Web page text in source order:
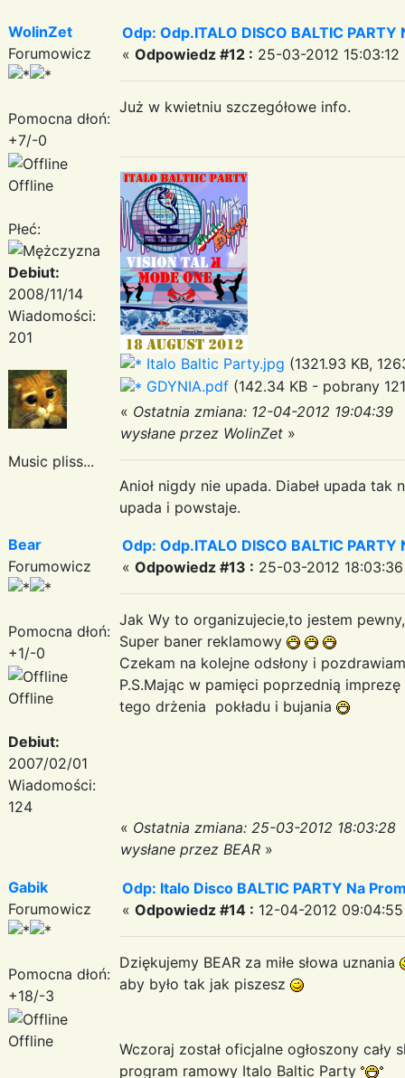
WolinZet
Forumowicz
Pomocna dłoń:
+7/-0
Offline
Płeć:
Debiut:
2008/11/14
Wiadomości:
201
Music pliss...
Odp: Odp.ITALO DISCO BALTIC PARTY
« Odpowiedz #12 : 25-03-2012 15:03:12
Już w kwietniu szczegółowe info.
Italo Baltic Party.jpg (1321.93 KB,
GDYNIA.pdf (142.34 KB - pobrany
« Ostatnia zmiana: 12-04-2012 19:04:39
wysłane przez WolinZet »
Anioł nigdy nie upada. Diabeł upada
upada i powstaje.
Bear
Forumowicz
Pomocna dłoń:
+1/-0
Offline
Debiut:
2007/02/01
Wiadomości:
124
Odp: Odp.ITALO DISCO BALTIC PARTY
« Odpowiedz #13 : 25-03-2012
Jak Wy to organizujecie,to jestem
Super baner reklamowy
Czekam na kolejne odsłony i
P.S.Mając w pamięci poprzednią
tego drżenia pokładu i bujania
« Ostatnia zmiana: 25-03-2012 18:03:28
wysłane przez BEAR »
Gabik
Forumowicz
Pomocna dłoń:
+18/-3
Offline
Odp: Italo Disco BALTIC PARTY Na
« Odpowiedz #14 : 12-04-2012
Dziękujemy BEAR za miłe słowa uznania
aby było tak jak piszesz
Wczoraj został oficjalne ogłoszony cały
program ramowy Italo Baltic Party